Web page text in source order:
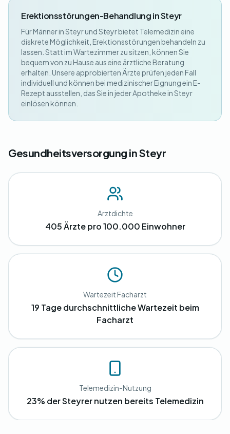
Erektionsstörungen-Behandlung in Steyr
Für Männer in Steyr und Steyr bietet Telemedizin eine
diskrete Möglichkeit, Erektionsstörungen behandeln zu
lassen. Statt im Wartezimmer zu sitzen, können Sie
bequem von zu Hause aus eine ärztliche Beratung
erhalten. Unsere approbierten Ärzte prüfen jeden Fall
individuell und können bei medizinischer Eignung ein E-
Rezept ausstellen, das Sie in jeder Apotheke in Steyr
einlösen können.
Gesundheitsversorgung in Steyr
Arztdichte
405 Ärzte pro 100.000 Einwohner
Wartezeit Facharzt
19 Tage durchschnittliche Wartezeit beim
Facharzt
Telemedizin-Nutzung
23% der Steyrer nutzen bereits Telemedizin